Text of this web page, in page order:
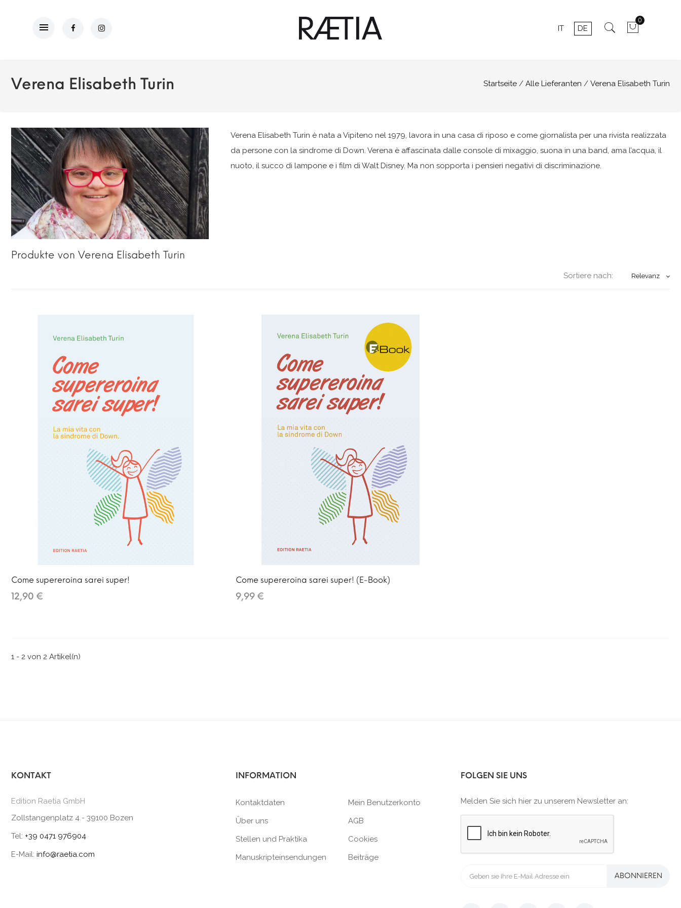
0
IT DE
Verena Elisabeth Turin Startseite Alle Lieferanten Verena Elisabeth Turin
Verena Elisabeth Turin è nata a Vipiteno nel 1979, lavora in una casa di riposo e come giornalista per una rivista realizzata
da persone con la sindrome di Down. Verena è affascinata dalle console di mixaggio, suona in una band, ama l’acqua, il
nuoto, il succo di lampone e i film di Walt Disney. Ma non sopporta i pensieri negativi di discriminazione.
Produkte von Verena Elisabeth Turin
Sortiere nach: Relevanz
Come supereroina sarei super!
12,90 €
Come supereroina sarei super! (E-Book)
9,99 €
1 - 2 von 2 Artikel(n)
KONTAKT
Edition Raetia GmbH
Zollstangenplatz 4 - 39100 Bozen
Tel: +39 0471 976904
E-Mail: info@raetia.com
INFORMATION
Kontaktdaten
Über uns
Stellen und Praktika
Manuskripteinsendungen
Mein Benutzerkonto
AGB
Cookies
Beiträge
FOLGEN SIE UNS
Melden Sie sich hier zu unserem Newsletter an:
ABONNIEREN